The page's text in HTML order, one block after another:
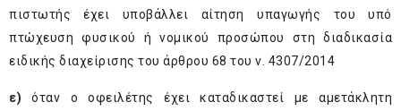
πιστωτής έχει υποβάλλει αίτηση υπαγωγής του υπό
πτώχευση φυσικού ή νομικού προσώπου στη διαδικασία
ειδικής διαχείρισης του άρθρου 68 του ν. 4307/2014
ε) όταν ο οφειλέτης έχει καταδικαστεί με αμετάκλητη